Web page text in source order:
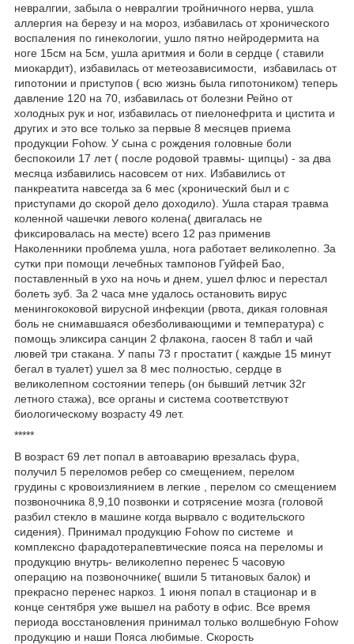
невралгии, забыла о невралгии тройничного нерва, ушла
аллергия на березу и на мороз, избавилась от хронического
воспаления по гинекологии, ушло пятно нейродермита на
ноге 15см на 5см, ушла аритмия и боли в сердце ( ставили
миокардит), избавилась от метеозависимости, избавилась от
гипотонии и приступов ( всю жизнь была гипотоником) теперь
давление 120 на 70, избавилась от болезни Рейно от
холодных рук и ног, избавилась от пиелонефрита и цистита и
других и это все только за первые 8 месяцев приема
продукции Fohow. У сына с рождения головные боли
беспокоили 17 лет ( после родовой травмы- щипцы) - за два
месяца избавились насовсем от них. Избавились от
панкреатита навсегда за 6 мес (хронический был и с
приступами до скорой дело доходило). Ушла старая травма
коленной чашечки левого колена( двигалась не
фиксировалась на месте) всего 12 раз применив
Наколенники проблема ушла, нога работает великолепно. За
сутки при помощи лечебных тампонов Гуйфей Бао,
поставленный в ухо на ночь и днем, ушел флюс и перестал
болеть зуб. За 2 часа мне удалось остановить вирус
менингококовой вирусной инфекции (рвота, дикая головная
боль не снимавшаяся обезболивающими и температура) с
помощь эликсира санцин 2 флакона, гаосен 8 табл и чай
лювей три стакана. У папы 73 г простатит ( каждые 15 минут
бегал в туалет) ушел за 8 мес полностью, сердце в
великолепном состоянии теперь (он бывший летчик 32г
летного стажа), все органы и система соответствуют
биологическому возрасту 49 лет.
*****
В возраст 69 лет попал в автоаварию врезалась фура,
получил 5 переломов ребер со смещением, перелом
грудины с кровоизлиянием в легкие , перелом со смещением
позвоночника 8,9,10 позвонки и сотрясение мозга (головой
разбил стекло в машине когда вырвало с водительского
сидения). Принимал продукцию Fohow по системе и
комплексно фарадотерапевтические пояса на переломы и
продукцию внутрь- великолепно перенес 5 часовую
операцию на позвоночнике( вшили 5 титановых балок) и
прекрасно перенес наркоз. 1 июня попал в стационар и в
конце сентября уже вышел на работу в офис. Все время
периода восстановления принимал только волшебную Fohow
продукцию и наши Пояса любимые. Скорость